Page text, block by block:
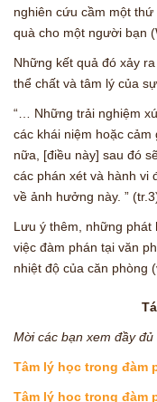
nghiên cứu cầm một
quà cho một người bạn
Những kết quả đó xảy
thể chất và tâm lý của
“… Những trải nghiệm
các khái niệm hoặc
nữa, [điều này] sau đó
các phán xét và hành vi
về ảnh hưởng này. ”
Lưu ý thêm, những phát
việc đàm phán tại văn
nhiệt độ của căn phòng
Mời các bạn xem đầy
Tâm lý học trong đàm
Tâm lý học trong đàm